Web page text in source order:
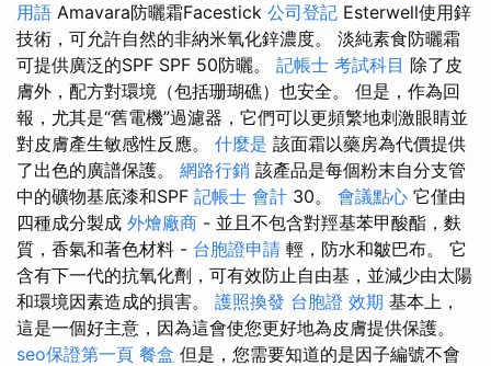
用語 Amavara防曬霜Facestick 公司登記 Esterwell使用鋅
技術，可允許自然的非納米氧化鋅濃度。 淡純素食防曬霜
可提供廣泛的SPF SPF 50防曬。 記帳士 考試科目 除了皮
膚外，配方對環境（包括珊瑚礁）也安全。 但是，作為回
報，尤其是“舊電機”過濾器，它們可以更頻繁地刺激眼睛並
對皮膚產生敏感性反應。 什麼是 該面霜以藥房為代價提供
了出色的廣譜保護。 網路行銷 該產品是每個粉末自分支管
中的礦物基底漆和SPF 記帳士 會計 30。 會議點心 它僅由
四種成分製成 外燴廠商 - 並且不包含對羥基苯甲酸酯，麩
質，香氣和著色材料 - 台胞證申請 輕，防水和皺巴布。 它
含有下一代的抗氧化劑，可有效防止自由基，並減少由太陽
和環境因素造成的損害。 護照換發 台胞證 效期 基本上，
這是一個好主意，因為這會使您更好地為皮膚提供保護。
seo保證第一頁 餐盒 但是，您需要知道的是因子編號不會